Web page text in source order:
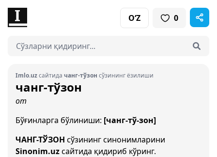
O‘Z 0
Imlo.uzсайтида чанг-тўзон сўзининг ёзилиши
чанг-тўзон
от
Бўғинларга бўлиниши: [чанг-тў-зон]
ЧАНГ-ТЎЗОН сўзининг синонимларини
Sinonim.uzсайтида қидириб кўринг.